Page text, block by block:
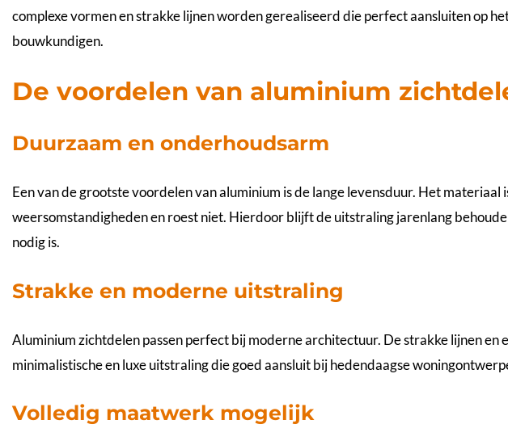
complexe vormen en strakke lijnen worden gerealiseerd die perfect aansluiten op
bouwkundigen.
De voordelen van aluminium
Duurzaam en onderhoudsarm
Een van de grootste voordelen van aluminium is de lange levensduur. Het materiaal
weersomstandigheden en roest niet. Hierdoor blijft de uitstraling jarenlang
nodig is.
Strakke en moderne uitstraling
Aluminium zichtdelen passen perfect bij moderne architectuur. De strakke lijnen en
minimalistische en luxe uitstraling die goed aansluit bij hedendaagse
Volledig maatwerk mogelijk